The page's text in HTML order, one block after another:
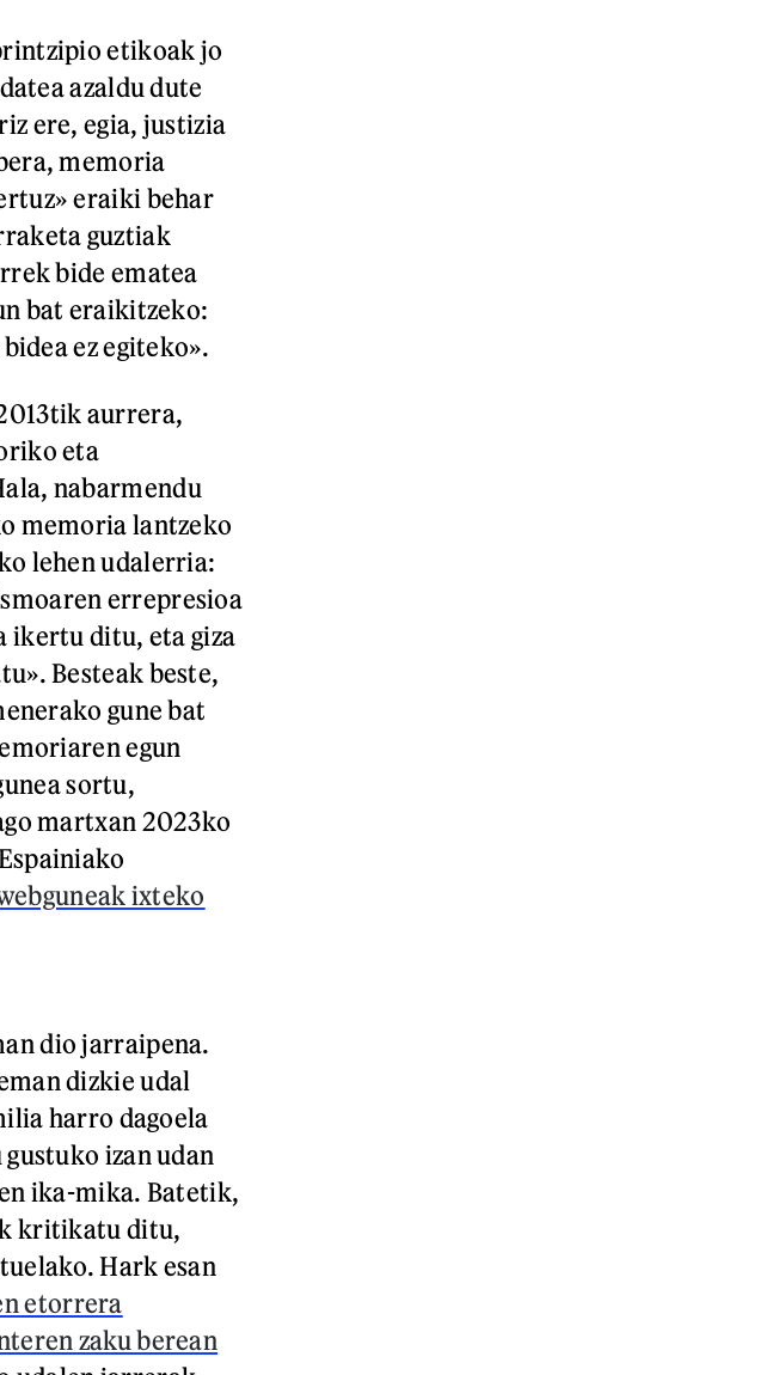
etikoak jo
azaldu dute
ere, egia, justizia
memoria
eraiki behar
guztiak
bide ematea
bat eraikitzeko:
ez egiteko».
aurrera,
eta
nabarmendu
memoria lantzeko
lehen udalerria:
errepresioa
ikertu ditu, eta giza
Besteak beste,
gune bat
egun
sortu,
martxan 2023ko
ixteko
dio jarraipena.
dizkie udal
harro dagoela
izan udan
ika-mika. Batetik,
kritikatu ditu,
Hark esan
etorrera
zaku berean